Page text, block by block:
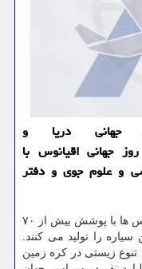
جهانی دریا و
برنامه های روز جهانی اقیانوس با
و علوم جوی و دفتر
، اقیانوس ها با پوشش بیش از ۷۰
این سیاره را تولید می کنند.
تنوع زیستی در کره زمین